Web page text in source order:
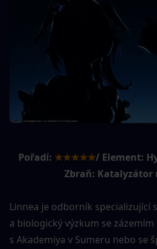
Pořadí: ★★★★★/ Element:
Zbraň: Katalyzátor
Linnea je odborník specializující
a biologický výzkum se
s Akademiya v Sumeru nebo se